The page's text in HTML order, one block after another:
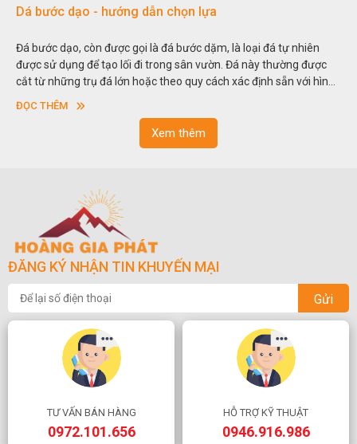
bước dạo - hướng dẫn chọn lựa
bước dạo, còn được gọi là đá bước dặm, là loại đá tự nhiên
sử dụng để tạo lối đi trong sân vườn. Đá này thường được
từ những trụ đá lớn hoặc theo quy cách xác định sẵn với hình
hoặc hình chữ nhật và có độ dày khác nhau.
THÊM
Xem thêm
ĐĂNG KÝ NHẬN TIN KHUYẾN MẠI
Gửi
TƯ VẤN BÁN HÀNG
0972.101.656
HỖ TRỢ KỸ THUẬT
0946.916.986